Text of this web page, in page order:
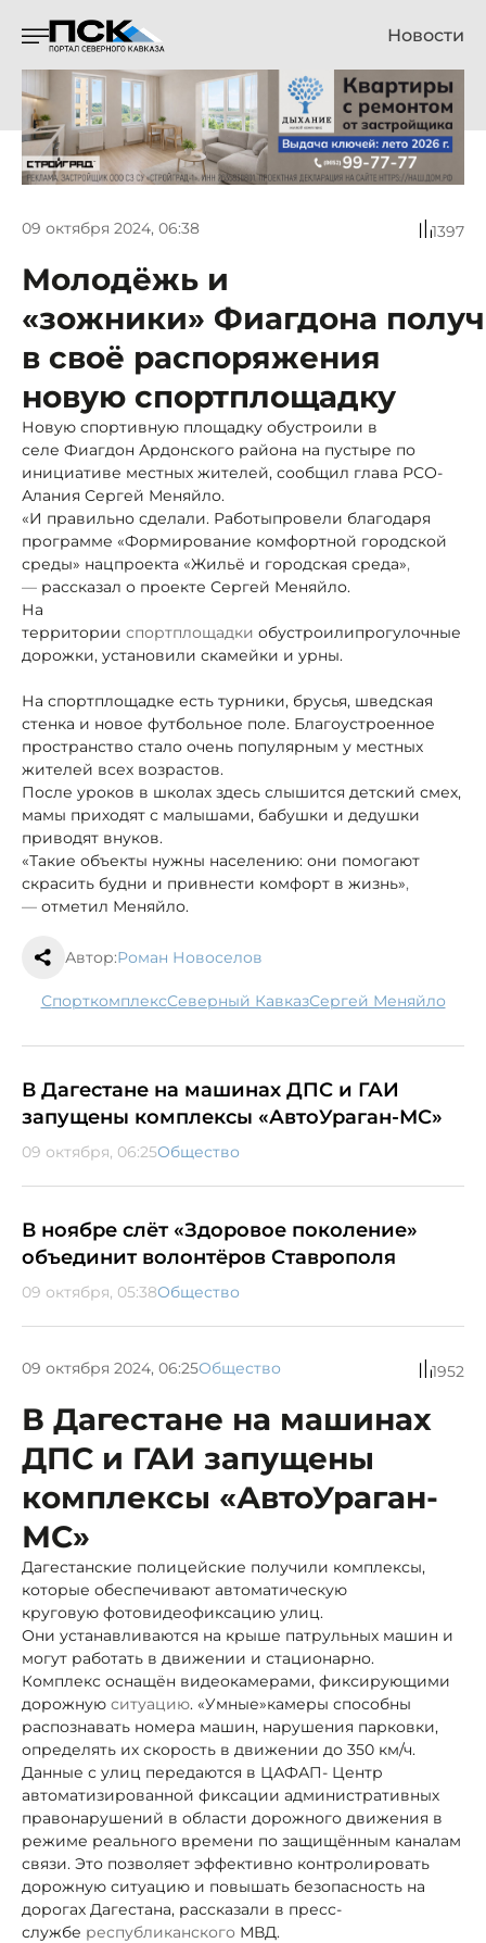
Новости
09 октября 2024, 06:38 1397
Молодёжь и
«зожники» Фиагдона
в своё распоряжения
новую спортплощадку
Новую спортивную площадку обустроили в
селе Фиагдон Ардонского района на пустыре по
инициативе местных жителей, сообщил глава РСО-
Алания Сергей Меняйло.
«И правильно сделали. Работыпровели благодаря
программе «Формирование комфортной городской
среды» нацпроекта «Жильё и городская среда»,
— рассказал о проекте Сергей Меняйло.
На
территории спортплощадки обустроилипрогулочные
дорожки, установили скамейки и урны.
На спортплощадке есть турники, брусья, шведская
стенка и новое футбольное поле. Благоустроенное
пространство стало очень популярным у местных
жителей всех возрастов.
После уроков в школах здесь слышится детский смех,
мамы приходят с малышами, бабушки и дедушки
приводят внуков.
«Такие объекты нужны населению: они помогают
скрасить будни и привнести комфорт в жизнь»,
— отметил Меняйло.
Автор:Роман Новоселов
спорткомплекс Северный Кавказ Сергей Меняйло
В Дагестане на машинах ДПС и ГАИ
запущены комплексы «АвтоУраган-МС»
09 октября, 06:25Общество
В ноябре слёт «Здоровое поколение»
объединит волонтёров Ставрополя
09 октября, 05:38Общество
09 октября 2024, 06:25Общество 1952
В Дагестане на машинах
ДПС и ГАИ запущены
комплексы «АвтоУраган-
МС»
Дагестанские полицейские получили комплексы,
которые обеспечивают автоматическую
круговую фотовидеофиксацию улиц.
Они устанавливаются на крыше патрульных машин и
могут работать в движении и стационарно.
Комплекс оснащён видеокамерами, фиксирующими
дорожную ситуацию. «Умные»камеры способны
распознавать номера машин, нарушения парковки,
определять их скорость в движении до 350 км/ч.
Данные с улиц передаются в ЦАФАП- Центр
автоматизированной фиксации административных
правонарушений в области дорожного движения в
режиме реального времени по защищённым каналам
связи. Это позволяет эффективно контролировать
дорожную ситуацию и повышать безопасность на
дорогах Дагестана, рассказали в пресс-
службе республиканского МВД.